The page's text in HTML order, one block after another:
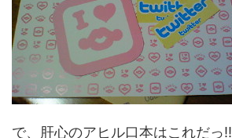
で、肝心のアヒル口本はこれだっ!!